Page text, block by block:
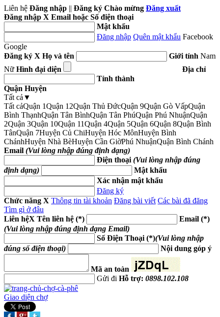
Liên hệ Đăng nhập || Đăng ký Chào mừng Đăng xuất
Đăng nhập X Email hoặc Số điện thoại
Mật khẩu
Đăng nhập Quên mật khẩu Facebook
Google
Đăng ký X Họ và tên Giới tính Nam
Nữ Hình đại diện
Địa chỉ
Tỉnh thành
Quận Huyện
Tất cả ▼
Tất cảQuận 1Quận 12Quận Thủ ĐứcQuận 9Quận Gò VấpQuận
Bình ThạnhQuận Tân BìnhQuận Tân PhúQuận Phú NhuậnQuận
2Quận 3Quận 10Quận 11Quận 4Quận 5Quận 6Quận 8Quận Bình
TânQuận 7Huyện Củ ChiHuyện Hóc MônHuyện Bình
ChánhHuyện Nhà BèHuyện Cần GiờPhú NhuậnQuận Bình Chánh
Email (Vui lòng nhập đúng định dạng)
Điện thoại (Vui lòng nhập đúng
định dạng)
Mật khẩu
Xác nhận mật khẩu
Đăng ký
Chức năng X Thông tin tài khoản Đăng bài viết Các bài đã đăng
Tìm gì ở đâu
Liên hệX Tên liên hệ (*)
Email (*)
(Vui lòng nhập đúng định dạng Email)
Số Điện Thoại (*)(Vui lòng nhập
đúng số điện thoại)
Nội dung góp ý
Mã an toàn
Gửi đi Hỗ trợ: 0898.102.108
Giao diện chợ